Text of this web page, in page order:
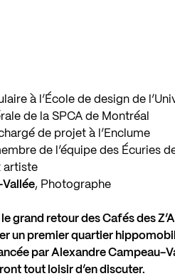
à l’École de design de
de la SPCA de Montréal
de projet à l’Enclume
de l’équipe des Écuries
artiste
, Photographe
grand retour des Cafés des
un premier quartier
par Alexandre Campeau-
tout loisir d’en discuter.